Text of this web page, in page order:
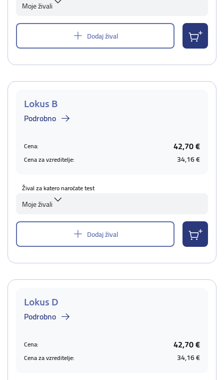
Moje živali
Dodaj žival
Lokus B
Podrobno
Cena: 42,70 €
Cena za vzreditelje: 34,16 €
Žival za katero naročate test
Moje živali
Dodaj žival
Lokus D
Podrobno
Cena: 42,70 €
Cena za vzreditelje: 34,16 €